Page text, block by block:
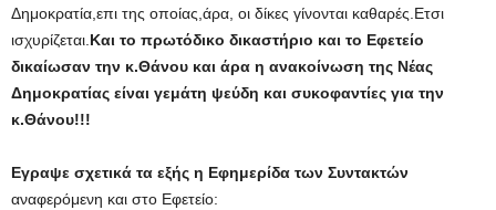
Δημοκρατία,επι της οποίας,άρα, οι δίκες γίνονται καθαρές.Ετσι
ισχυρίζεται.Και το πρωτόδικο δικαστήριο και το Εφετείο
δικαίωσαν την κ.Θάνου και άρα η ανακοίνωση της Νέας
Δημοκρατίας είναι γεμάτη ψεύδη και συκοφαντίες για την
κ.Θάνου!!!
Εγραψε σχετικά τα εξής η Εφημερίδα των Συντακτών
αναφερόμενη και στο Εφετείο: